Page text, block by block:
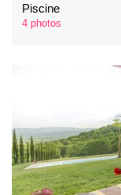
Piscine
4 photos